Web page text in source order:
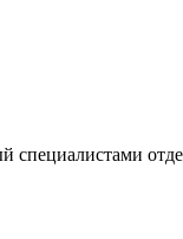
специалистами